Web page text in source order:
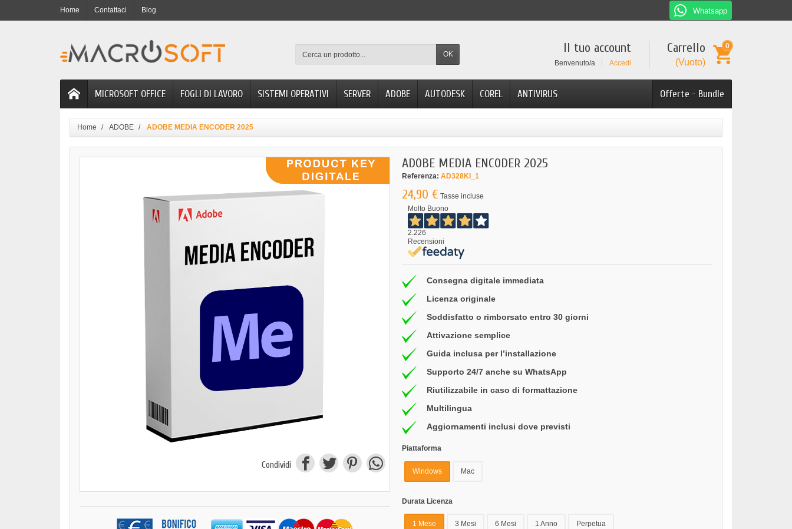
Home Contattaci Blog Whatsapp
OK Carrello
(Vuoto)
0
Il tuo account
Benvenuto/a Accedi
Offerte - Bundle
MICROSOFT OFFICE FOGLI DI LAVORO SISTEMI OPERATIVI SERVER ADOBE AUTODESK COREL ANTIVIRUS
Home ADOBE ADOBE MEDIA ENCODER 2025
Condividi
ADOBE MEDIA ENCODER 2025
Referenza: AD328KI_1
24,90 € Tasse incluse
Molto Buono
2.226
Recensioni
Consegna digitale immediata
Licenza originale
Soddisfatto o rimborsato entro 30 giorni
Attivazione semplice
Guida inclusa per l’installazione
Supporto 24/7 anche su WhatsApp
Riutilizzabile in caso di formattazione
Multilingua
Aggiornamenti inclusi dove previsti
Piattaforma
Windows Mac
Durata Licenza
1 Mese 3 Mesi 6 Mesi 1 Anno Perpetua